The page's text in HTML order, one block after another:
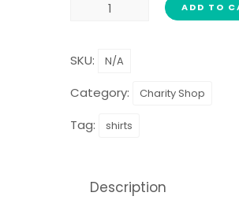
ADD TO
SKU: N/A
Category: Charity Shop
Tag: shirts
Description